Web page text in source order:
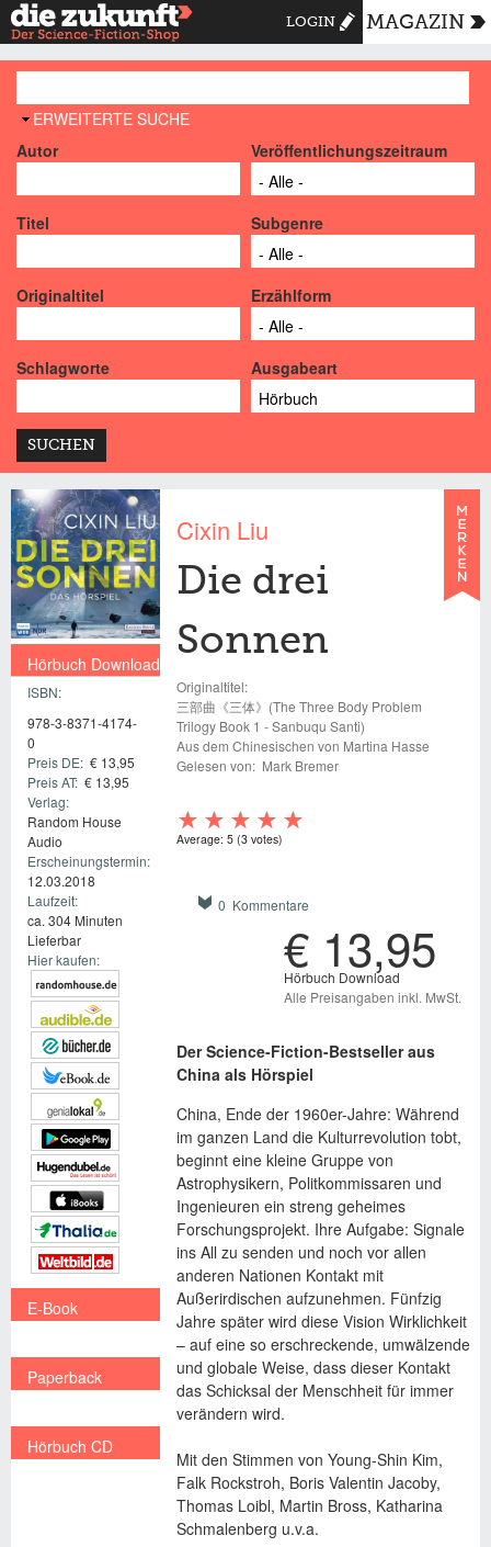
LOGIN MAGAZIN
AUSBLENDEN
ERWEITERTE SUCHE
Autor
Veröffentlichungszeitraum
Titel Subgenre
Originaltitel Erzählform
Schlagworte Ausgabeart
Hörbuch Download
ISBN:
978-3-8371-4174-
0
Preis DE: € 13,95
Preis AT: € 13,95
Verlag:
Random House
Audio
Erscheinungstermin:
12.03.2018
Laufzeit:
ca. 304 Minuten
Lieferbar
Hier kaufen:
E-Book
Paperback
Hörbuch CD
Cixin Liu
Die drei
Sonnen
Originaltitel:
三部曲《三体》(The Three Body Problem
Trilogy Book 1 - Sanbuqu Santi)
Aus dem Chinesischen von Martina Hasse
Gelesen von: Mark Bremer
Average: 5 (3votes)
0 Kommentare
€ 13,95
Hörbuch Download
Alle Preisangaben inkl. MwSt.
Der Science-Fiction-Bestseller aus
China als Hörspiel
China, Ende der 1960er-Jahre: Während
im ganzen Land die Kulturrevolution tobt,
beginnt eine kleine Gruppe von
Astrophysikern, Politkommissaren und
Ingenieuren ein streng geheimes
Forschungsprojekt. Ihre Aufgabe: Signale
ins All zu senden und noch vor allen
anderen Nationen Kontakt mit
Außerirdischen aufzunehmen. Fünfzig
Jahre später wird diese Vision Wirklichkeit
– auf eine so erschreckende, umwälzende
und globale Weise, dass dieser Kontakt
das Schicksal der Menschheit für immer
verändern wird.
Mit den Stimmen von Young-Shin Kim,
Falk Rockstroh, Boris Valentin Jacoby,
Thomas Loibl, Martin Bross, Katharina
Schmalenberg u.v.a.